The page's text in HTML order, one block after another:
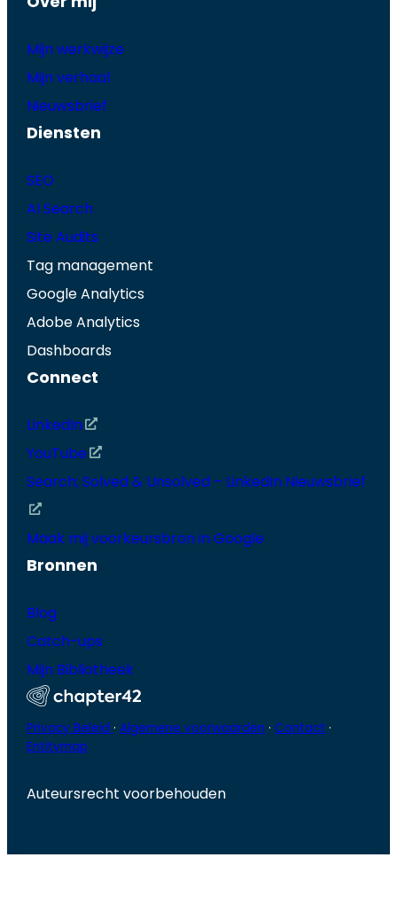
Mijn werkwijze
Mijn verhaal
Nieuwsbrief
Diensten
SEO
AI Search
Site Audits
Tag management
Google Analytics
Adobe Analytics
Dashboards
Connect
LinkedIn
YouTube
Search; Solved & Unsolved – LinkedIn Nieuwsbrief
Maak mij voorkeursbron in Google
Bronnen
Blog
Catch-ups
Mijn Bibliotheek
Privacy Beleid·Algemene voorwaarden ·Contact ·
Entitymap
Auteursrecht voorbehouden